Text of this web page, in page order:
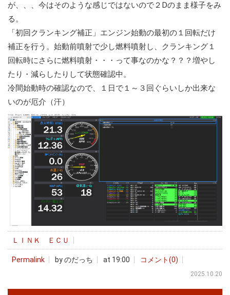
が、、、今はそのような感じではないので２Dのまま様子をみ
る。
「初回クランキング補正」エンジン始動の最初の１回転だけ
補正を行う。始動前噴射で少し燃料噴射し、クランキング１
回転時にさらに燃料噴射・・・って事なのかな？？？増やし
たり・減らしたりして状態確認中。
冷間始動時の確認なので、１日で１～３回ぐらいしか出来な
いのが厄介（汗）
ＬＩＮＫ ＥＣＵ
Permalink by のだっち at 19:00 コメント(0)
2025.10.20